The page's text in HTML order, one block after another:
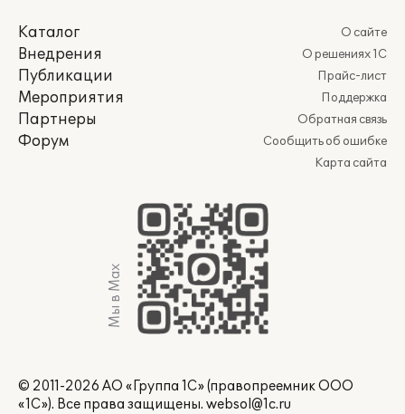
Каталог
Внедрения
Публикации
Мероприятия
Партнеры
Форум
О сайте
О решениях 1С
Прайс-лист
Поддержка
Обратная связь
Сообщить об ошибке
Карта сайта
Мы в Max
© 2011-2026 АО «Группа 1С» (правопреемник ООО
«1С»). Все права защищены. websol@1c.ru